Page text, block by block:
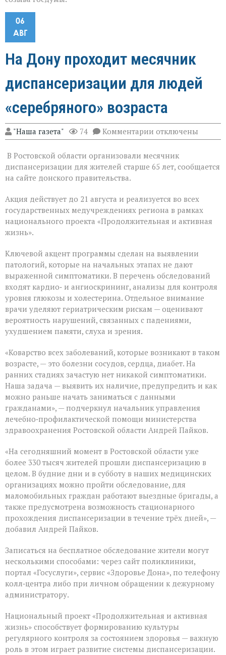
06
АВГ
На Дону проходит месячник
диспансеризации для людей
«серебряного» возраста
"Наша газета" 74 Комментарии к
записи
Дону
проходит
месячник
людей
«серебряного»
возраста
отключены
В Ростовской области организовали месячник
диспансеризации для жителей старше 65 лет, сообщается
на сайте донского правительства.
Акция действует до 21 августа и реализуется во всех
государственных медучреждениях региона в рамках
национального проекта «Продолжительная и активная
жизнь».
Ключевой акцент программы сделан на выявлении
патологий, которые на начальных этапах не дают
выраженной симптоматики. В перечень обследований
входят кардио‑ и ангиоскрининг, анализы для контроля
уровня глюкозы и холестерина. Отдельное внимание
врачи уделяют гериатрическим рискам — оценивают
вероятность нарушений, связанных с падениями,
ухудшением памяти, слуха и зрения.
«Коварство всех заболеваний, которые возникают в таком
возрасте, — это болезни сосудов, сердца, диабет. На
ранних стадиях зачастую нет никакой симптоматики.
Наша задача — выявить их наличие, предупредить и как
можно раньше начать заниматься с данными
гражданами», — подчеркнул начальник управления
лечебно‑профилактической помощи министерства
здравоохранения Ростовской области Андрей Пайков.
«На сегодняшний момент в Ростовской области уже
более 330 тысяч жителей прошли диспансеризацию в
целом. В будние дни и в субботу в наших медицинских
организациях можно пройти обследование, для
маломобильных граждан работают выездные бригады, а
также предусмотрена возможность стационарного
прохождения диспансеризации в течение трёх дней», —
добавил Андрей Пайков.
Записаться на бесплатное обследование жители могут
несколькими способами: через сайт поликлиники,
портал «Госуслуги», сервис «Здоровье Дона», по телефону
колл‑центра либо при личном обращении к дежурному
администратору.
Национальный проект «Продолжительная и активная
жизнь» способствует формированию культуры
регулярного контроля за состоянием здоровья — важную
роль в этом играет развитие системы диспансеризации.